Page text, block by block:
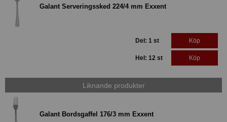
Galant Serveringssked 224/4 mm Exxent
Del: 1 st Köp
Hel: 12 st Köp
Liknande produkter
Galant Bordsgaffel 176/3 mm Exxent